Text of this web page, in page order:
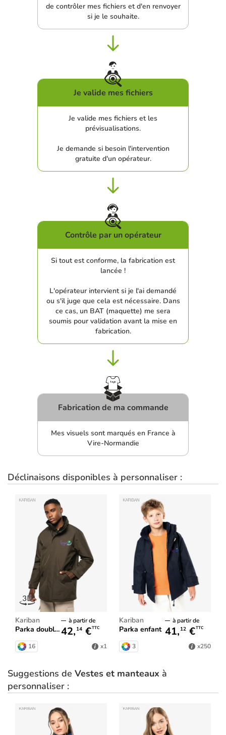
de contrôler mes fichiers et d'en renvoyer
si je le souhaite.
Je valide mes fichiers
Je valide mes fichiers et les
prévisualisations.
Je demande si besoin l'intervention
gratuite d'un opérateur.
Contrôle par un opérateur
Si tout est conforme, la fabrication est
lancée !
L'opérateur intervient si je l'ai demandé
ou s'il juge que cela est nécessaire. Dans
ce cas, un BAT (maquette) me sera
soumis pour validation avant la mise en
fabrication.
Fabrication de ma commande
Mes visuels sont marqués en France à
Vire-Normandie
Déclinaisons disponibles à personnaliser :
Kariban
Parka doublure matelassée
à partir de
42, 14 €TTC
16 x1
Kariban
Parka enfant
à partir de
41, 12 €TTC
3 x250
Suggestions de Vestes et manteaux à
personnaliser :